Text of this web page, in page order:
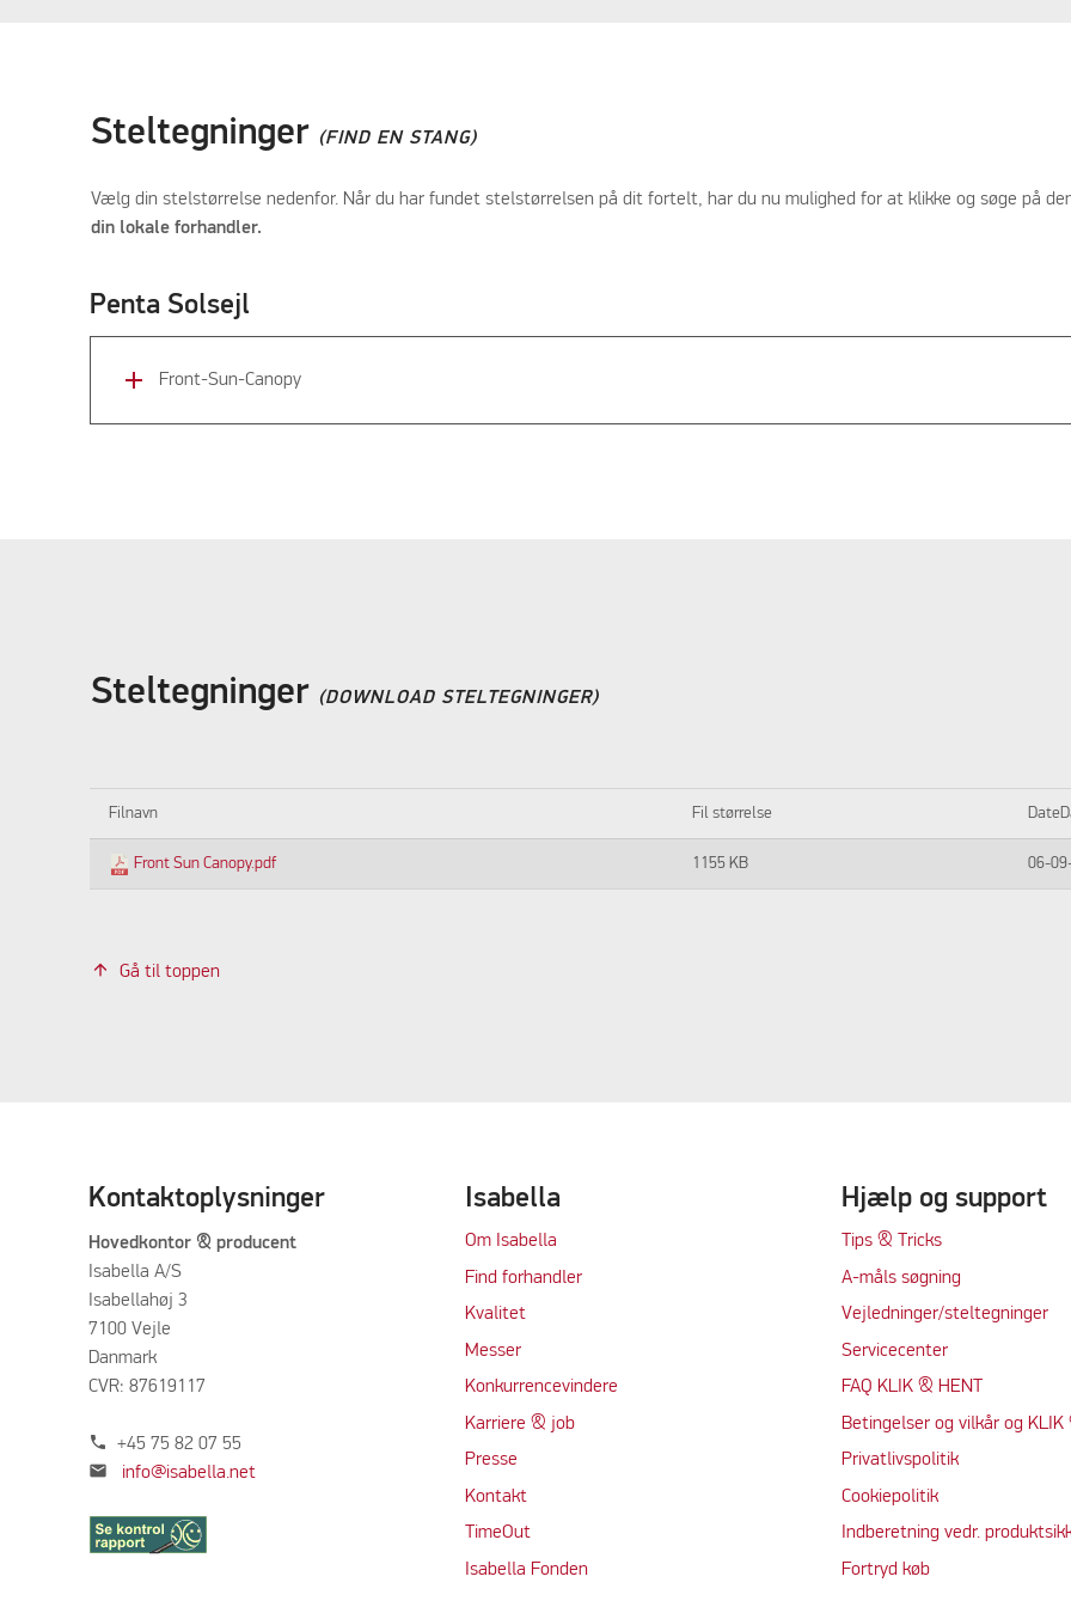
Steltegninger (FIND EN STANG)
Vælg din stelstørrelse nedenfor. Når du har fundet stelstørrelsen på dit fortelt, har du nu mulighed for at klikke og søge på
din lokale forhandler.
Penta Solsejl
Front-Sun-Canopy
add
Steltegninger (DOWNLOAD STELTEGNINGER)
Filnavn Fil størrelse
Front Sun Canopy.pdf 1155 KB 06-
Gå til toppen
Kontaktoplysninger
Hovedkontor & producent
Isabella A/S
Isabellahøj 3
7100 Vejle
Danmark
CVR: 87619117
phone +45 75 82 07 55
mail info@isabella.net
Isabella
Om Isabella
Find forhandler
Kvalitet
Messer
Konkurrencevindere
Karriere & job
Presse
Kontakt
TimeOut
Isabella Fonden
Hjælp og support
Tips & Tricks
A-måls søgning
Vejledninger/steltegninger
Servicecenter
FAQ KLIK & HENT
Betingelser og vilkår og KLIK
Privatlivspolitik
Cookiepolitik
Indberetning vedr.
Fortryd køb